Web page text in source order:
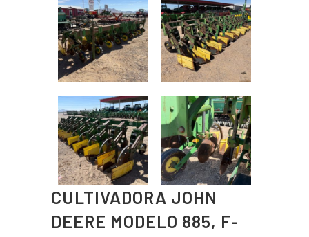
CULTIVADORA JOHN
DEERE MODELO 885, F-